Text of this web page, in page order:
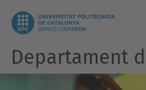
Departament